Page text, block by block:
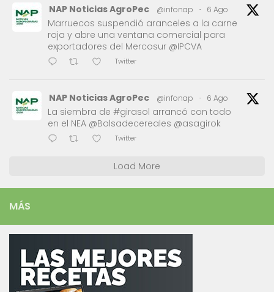
NAP Noticias AgroPec @infonap · 6 Ago
Marruecos suspendió aranceles a la carne
roja y abre una ventana comercial para
exportadores del Mercosur @IPCVA
Twitter
NAP Noticias AgroPec @infonap · 6 Ago
La siembra de #girasol arrancó con todo
en el NEA @Bolsadecereales @asagirok
Twitter
Load More
MÁS